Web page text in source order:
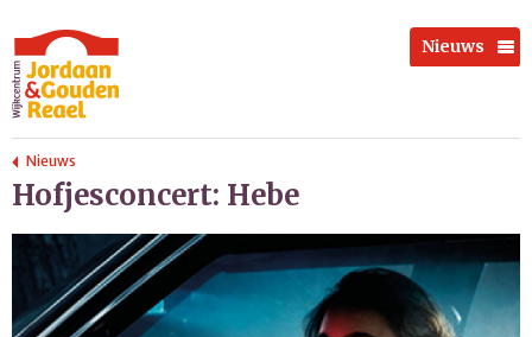
Nieuws
Nieuws
Hofjesconcert: Hebe